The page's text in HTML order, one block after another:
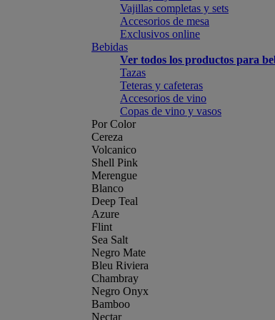
Vajillas completas y sets
Accesorios de mesa
Exclusivos online
Bebidas
Ver todos los productos para
Tazas
Teteras y cafeteras
Accesorios de vino
Copas de vino y vasos
Por Color
Cereza
Volcanico
Shell Pink
Merengue
Blanco
Deep Teal
Azure
Flint
Sea Salt
Negro Mate
Bleu Riviera
Chambray
Negro Onyx
Bamboo
Nectar